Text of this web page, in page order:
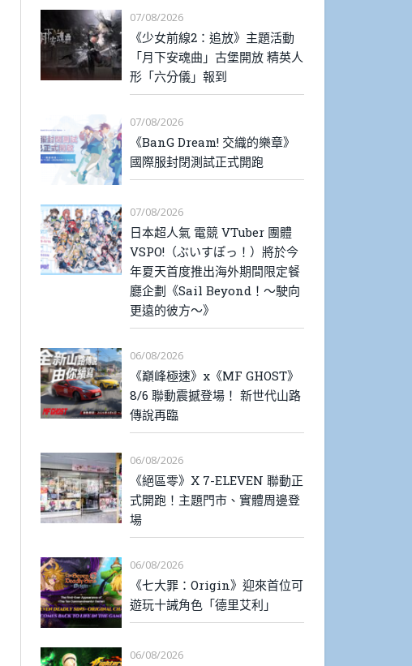
07/08/2026
《少女前線2：追放》主題活動
「月下安魂曲」古堡開放 精英人
形「六分儀」報到
07/08/2026
《BanG Dream! 交織的樂章》
國際服封閉測試正式開跑
07/08/2026
日本超人氣 電競 VTuber 團體
VSPO!（ぶいすぽっ！）將於今
年夏天首度推出海外期間限定餐
廳企劃《Sail Beyond！～駛向
更遠的彼方～》
06/08/2026
《巔峰極速》x《MF GHOST》
8/6 聯動震撼登場！ 新世代山路
傳說再臨
06/08/2026
《絕區零》X 7-ELEVEN 聯動正
式開跑！主題門市、實體周邊登
場
06/08/2026
《七大罪：Origin》迎來首位可
遊玩十誡角色「德里艾利」
06/08/2026